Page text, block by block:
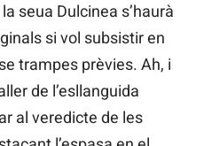
seua Dulcinea s’haurà
si vol subsistir en
trampes prèvies. Ah, i
de l’esllanguida
al veredicte de les